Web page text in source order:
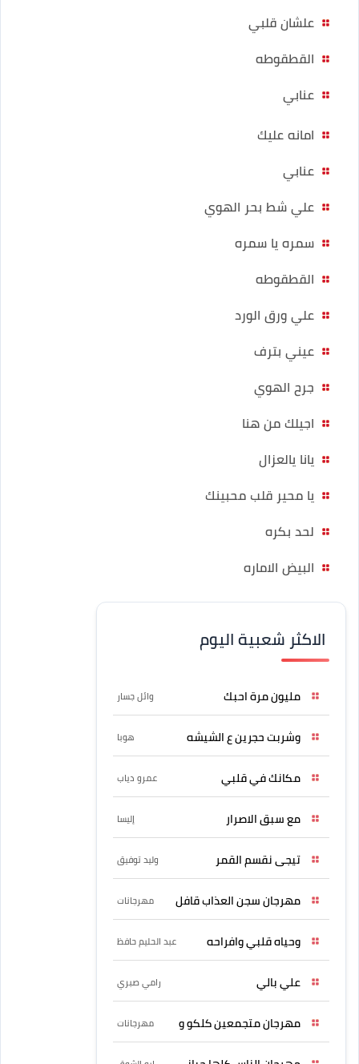
علشان قلبي
القطقوطه
عنابي
امانه عليك
عنابي
علي شط بحر الهوي
سمره يا سمره
القطقوطه
علي ورق الورد
عيني بترف
جرح الهوي
اجيلك من هنا
يانا يالعزال
يا محير قلب محبينك
لحد بكره
البيض الاماره
الاكثر شعبية اليوم
مليون مرة احبك وائل جسار
وشربت حجرين ع الشيشه هوبا
مكانك في قلبي عمرو دياب
مع سبق الاصرار إليسا
تيجى نقسم القمر وليد توفيق
مهرجان سجن العذاب قافل مهرجانات
وحياه قلبي وافراحه عبد الحليم حافظ
علي بالي رامي صبري
مهرجان متجمعين كلكو و مهرجانات